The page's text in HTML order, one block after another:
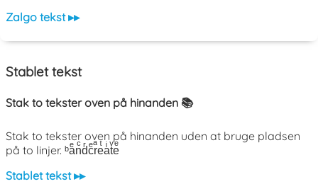
Zalgo tekst ▸▸
Stablet tekst
Stak to tekster oven på hinanden 📚
Stak to tekster oven på hinanden uden at bruge pladsen
på to linjer. ᵇaͤnͨdͬcͤrͣeͭaͥtͮeͤ
Stablet tekst ▸▸